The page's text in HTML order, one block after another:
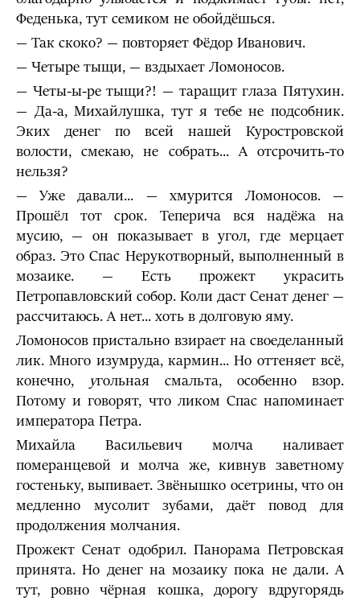
Феденька, тут семиком не обойдёшься.
— Так скоко? — повторяет Фёдор Иванович.
— Четыре тыщи, — вздыхает Ломоносов.
— Четы-ы-ре тыщи?! — таращит глаза Пятухин.
— Да-а, Михайлушка, тут я тебе не подсобник.
Эких денег по всей нашей Куростровской
волости, смекаю, не собрать... А отсрочить-то
нельзя?
— Уже давали... — хмурится Ломоносов. —
Прошёл тот срок. Теперича вся надёжа на
мусию, — он показывает в угол, где мерцает
образ. Это Спас Нерукотворный, выполненный в
мозаике. — Есть прожект украсить
Петропавловский собор. Коли даст Сенат денег —
рассчитаюсь. А нет... хоть в долговую яму.
Ломоносов пристально взирает на своеделанный
лик. Много изумруда, кармин... Но оттеняет всё,
конечно, угольная смальта, особенно взор.
Потому и говорят, что ликом Спас напоминает
императора Петра.
Михайла Васильевич молча наливает
померанцевой и молча же, кивнув заветному
гостеньку, выпивает. Звёнышко осетрины, что он
медленно мусолит зубами, даёт повод для
продолжения молчания.
Прожект Сенат одобрил. Панорама Петровская
принята. Но денег на мозаику пока не дали. А
тут, ровно чёрная кошка, дорогу вдругорядь